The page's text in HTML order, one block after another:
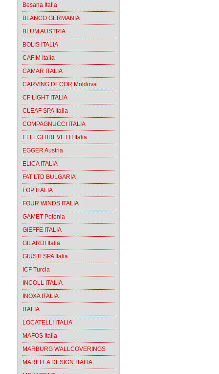
Besana Italia
BLANCO GERMANIA
BLUM AUSTRIA
BOLIS ITALIA
CAFIM Italia
CAMAR ITALIA
CARVING DECOR Moldova
CF LIGHT ITALIA
CLEAF SPA Italia
COMPAGNUCCI ITALIA
EFFEGI BREVETTI Italia
EGGER Austria
ELICA ITALIA
FAT LTD BULGARIA
FOP ITALIA
FOUR WINDS ITALIA
GAMET Polonia
GIEFFE ITALIA
GILARDI Italia
GIUSTI SPA Italia
ICF Turcia
INCOLL ITALIA
INOXA ITALIA
ITALIA
LOCATELLI ITALIA
MAFOS Italia
MARBURG WALLCOVERINGS
MARELLA DESIGN ITALIA